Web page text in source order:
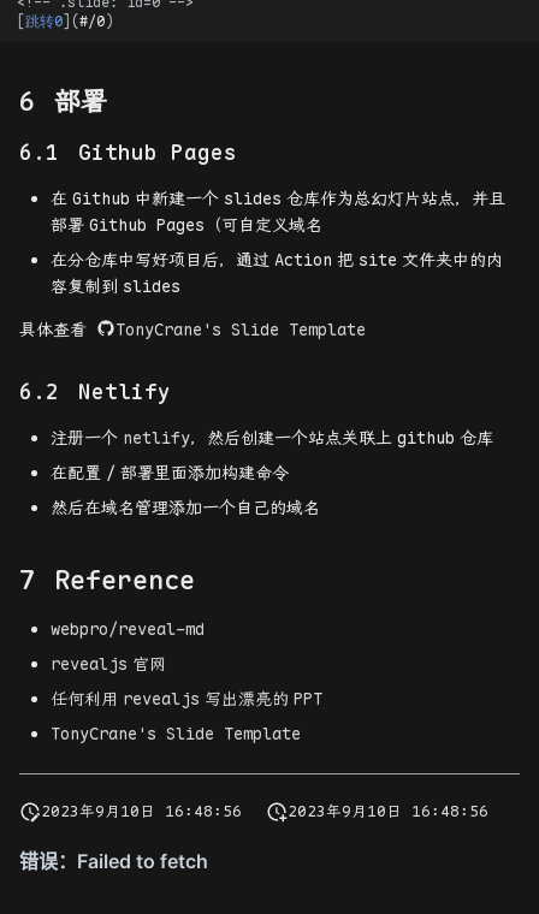
[跳转0](#/0
部署
Github Pages
在 Github 中新建一个 slides 仓库作为总幻灯片站点，并且
部署 Github Pages （可自定义域名
在分仓库中写好项目后，通过 Action 把 site 文件夹中的内
容复制到 slides
具体查看
TonyCrane's Slide Template
Netlify
注册一个 netlify，然后创建一个站点关联上 github 仓库
在配置 / 部署里面添加构建命令
然后在域名管理添加一个自己的域名
Reference
webpro/reveal-md
revealjs 官网
任何利用 revealjs 写出漂亮的 PPT
TonyCrane's Slide Template
2023年9月10日 16:48:56 2023年9月10日 16:48:56